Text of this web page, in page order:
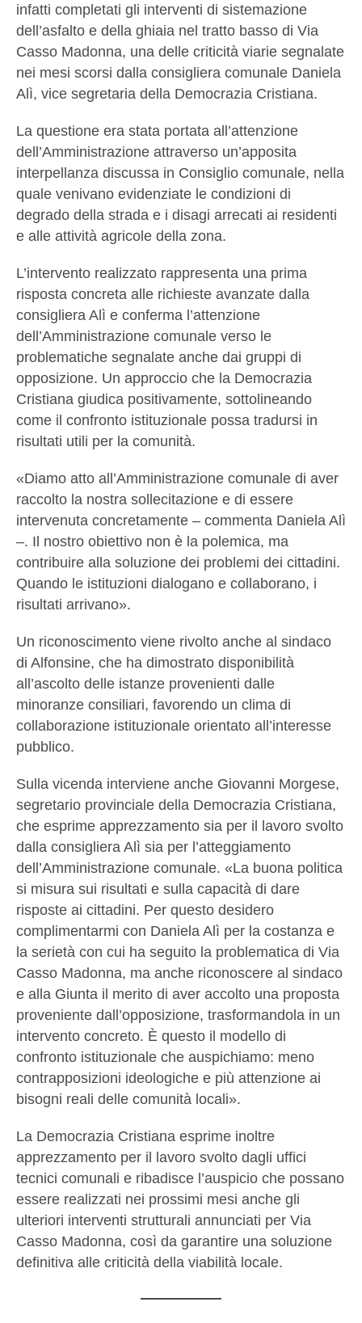
infatti completati gli interventi di sistemazione
dell’asfalto e della ghiaia nel tratto basso di Via
Casso Madonna, una delle criticità viarie segnalate
nei mesi scorsi dalla consigliera comunale Daniela
Alì, vice segretaria della Democrazia Cristiana.
La questione era stata portata all’attenzione
dell’Amministrazione attraverso un’apposita
interpellanza discussa in Consiglio comunale, nella
quale venivano evidenziate le condizioni di
degrado della strada e i disagi arrecati ai residenti
e alle attività agricole della zona.
L’intervento realizzato rappresenta una prima
risposta concreta alle richieste avanzate dalla
consigliera Alì e conferma l’attenzione
dell’Amministrazione comunale verso le
problematiche segnalate anche dai gruppi di
opposizione. Un approccio che la Democrazia
Cristiana giudica positivamente, sottolineando
come il confronto istituzionale possa tradursi in
risultati utili per la comunità.
«Diamo atto all’Amministrazione comunale di aver
raccolto la nostra sollecitazione e di essere
intervenuta concretamente – commenta Daniela Alì
–. Il nostro obiettivo non è la polemica, ma
contribuire alla soluzione dei problemi dei cittadini.
Quando le istituzioni dialogano e collaborano, i
risultati arrivano».
Un riconoscimento viene rivolto anche al sindaco
di Alfonsine, che ha dimostrato disponibilità
all’ascolto delle istanze provenienti dalle
minoranze consiliari, favorendo un clima di
collaborazione istituzionale orientato all’interesse
pubblico.
Sulla vicenda interviene anche Giovanni Morgese,
segretario provinciale della Democrazia Cristiana,
che esprime apprezzamento sia per il lavoro svolto
dalla consigliera Alì sia per l’atteggiamento
dell’Amministrazione comunale. «La buona politica
si misura sui risultati e sulla capacità di dare
risposte ai cittadini. Per questo desidero
complimentarmi con Daniela Alì per la costanza e
la serietà con cui ha seguito la problematica di Via
Casso Madonna, ma anche riconoscere al sindaco
e alla Giunta il merito di aver accolto una proposta
proveniente dall’opposizione, trasformandola in un
intervento concreto. È questo il modello di
confronto istituzionale che auspichiamo: meno
contrapposizioni ideologiche e più attenzione ai
bisogni reali delle comunità locali».
La Democrazia Cristiana esprime inoltre
apprezzamento per il lavoro svolto dagli uffici
tecnici comunali e ribadisce l’auspicio che possano
essere realizzati nei prossimi mesi anche gli
ulteriori interventi strutturali annunciati per Via
Casso Madonna, così da garantire una soluzione
definitiva alle criticità della viabilità locale.